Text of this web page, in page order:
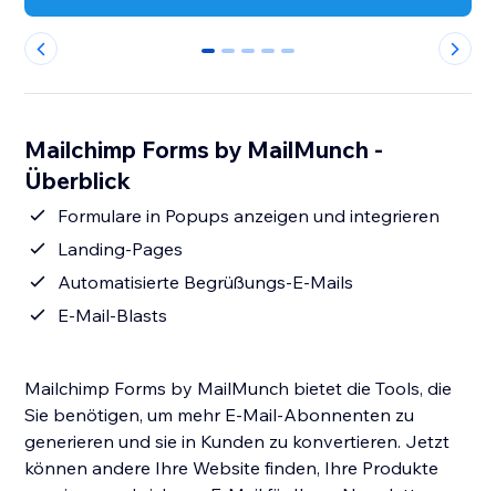
0 1 2 3 4
Mailchimp Forms by MailMunch -
Überblick
Formulare in Popups anzeigen und integrieren
Landing-Pages
Automatisierte Begrüßungs-E-Mails
E-Mail-Blasts
Mailchimp Forms by MailMunch bietet die Tools, die
Sie benötigen, um mehr E-Mail-Abonnenten zu
generieren und sie in Kunden zu konvertieren. Jetzt
können andere Ihre Website finden, Ihre Produkte